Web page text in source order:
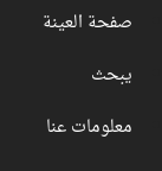
صفحة العينة
يبحث
معلومات عنا